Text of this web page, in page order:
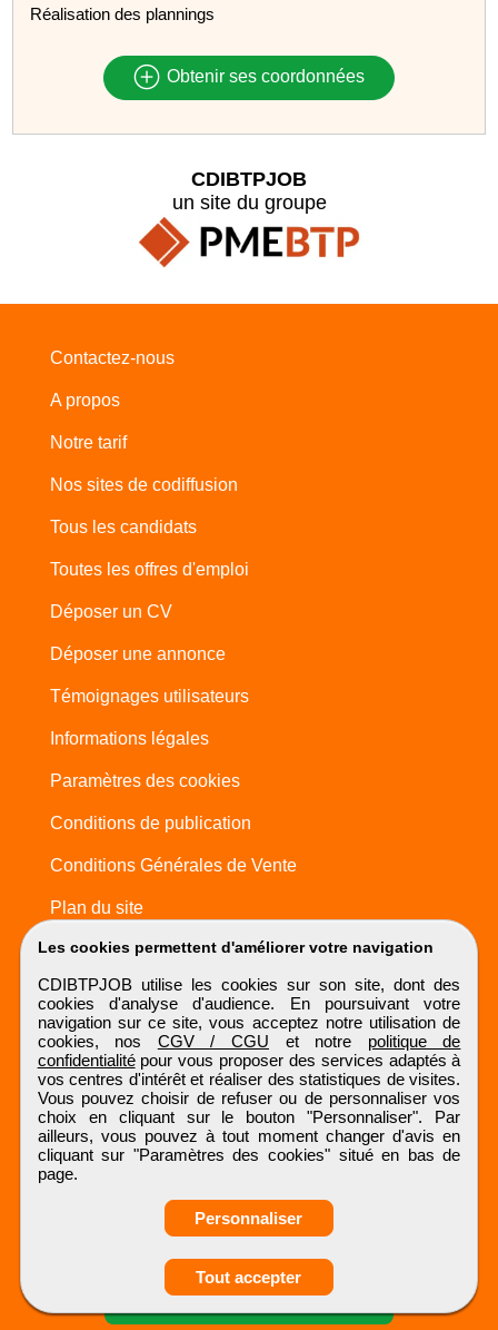
Obtenir ses
coordonnées
Réalisation des plannings
Obtenir ses coordonnées
Les cookies permettent d'améliorer votre navigation
CDIBTPJOB utilise les cookies sur son site, dont des
cookies d'analyse d'audience. En poursuivant votre
navigation sur ce site, vous acceptez notre utilisation de
cookies, nos CGV / CGU et notre politique de
confidentialitépour vous proposer des services adaptés à
vos centres d'intérêt et réaliser des statistiques de visites.
Vous pouvez choisir de refuser ou de personnaliser vos
choix en cliquant sur le bouton "Personnaliser". Par
ailleurs, vous pouvez à tout moment changer d'avis en
cliquant sur "Paramètres des cookies" situé en bas de
page.
Personnaliser
Tout accepter
CDIBTPJOB
un site du groupe
Contactez-nous
A propos
Notre tarif
Nos sites de codiffusion
Tous les candidats
Toutes les offres d'emploi
Déposer un CV
Déposer une annonce
Témoignages utilisateurs
Informations légales
Paramètres des cookies
Conditions de publication
Conditions Générales de Vente
Plan du site
CDIBTPJOB
Tous droits réservés © 1999 - 2026